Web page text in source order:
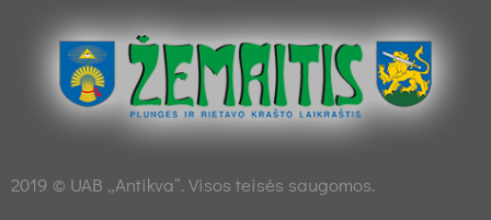
2019 © UAB „Antikva“. Visos teisės saugomos.